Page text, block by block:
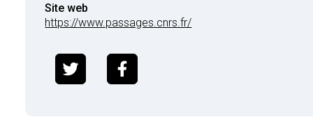
Site web
https://www.passages.cnrs.fr/